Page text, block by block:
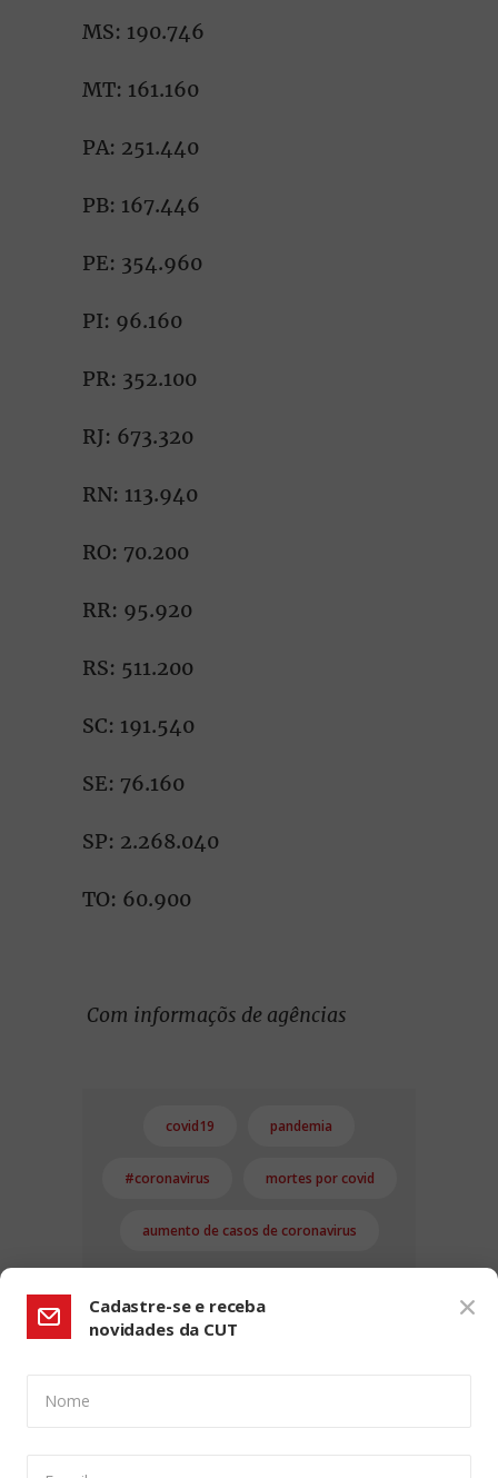
MS: 190.746
MT: 161.160
PA: 251.440
PB: 167.446
PE: 354.960
PI: 96.160
PR: 352.100
RJ: 673.320
RN: 113.940
RO: 70.200
RR: 95.920
RS: 511.200
SC: 191.540
SE: 76.160
SP: 2.268.040
TO: 60.900
Com informaçõs de agências
covid19 pandemia
#coronavirus mortes por covid
aumento de casos de coronavirus
Cadastre-se e receba
novidades da CUT
Nome